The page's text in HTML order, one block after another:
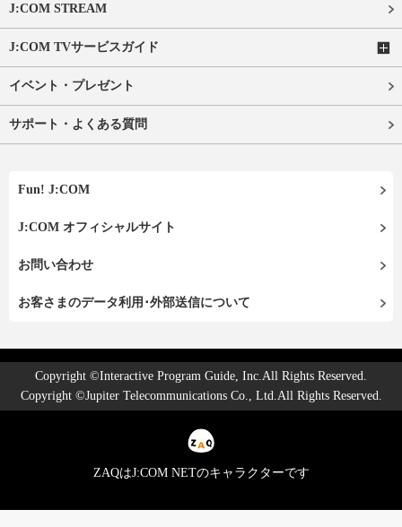
J:COM STREAM
J:COM TVサービスガイド
イベント・プレゼント
サポート・よくある質問
Fun! J:COM
J:COM オフィシャルサイト
お問い合わせ
お客さまのデータ利用･外部送信について
Copyright ©Interactive Program Guide, Inc.All Rights Reserved.
Copyright ©Jupiter Telecommunications Co., Ltd.All Rights Reserved.
ZAQはJ:COM NETのキャラクターです